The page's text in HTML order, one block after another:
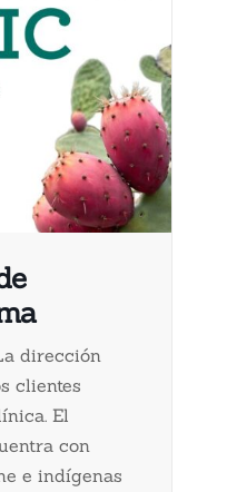
dirección
clientes
El
con
e indígenas